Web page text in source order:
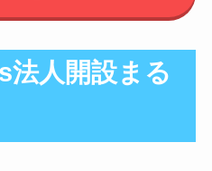
法人開設まる